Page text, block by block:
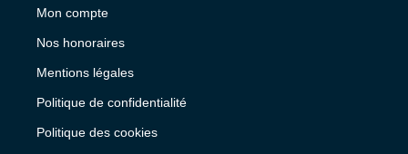
Mon compte
Nos honoraires
Mentions légales
Politique de confidentialité
Politique des cookies